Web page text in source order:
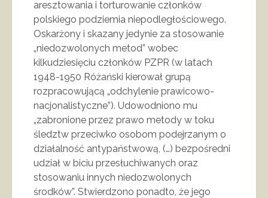
aresztowania i torturowanie członków
polskiego podziemia niepodległościowego.
Oskarżony i skazany jedynie za stosowanie
„niedozwolonych metod” wobec
kilkudziesięciu członków PZPR (w latach
1948-1950 Różański kierował grupą
rozpracowującą „odchylenie prawicowo-
nacjonalistyczne”). Udowodniono mu
„zabronione przez prawo metody w toku
śledztw przeciwko osobom podejrzanym o
działalność antypaństwową, (…) bezpośredni
udział w biciu przesłuchiwanych oraz
stosowaniu innych niedozwolonych
środków”. Stwierdzono ponadto, że jego